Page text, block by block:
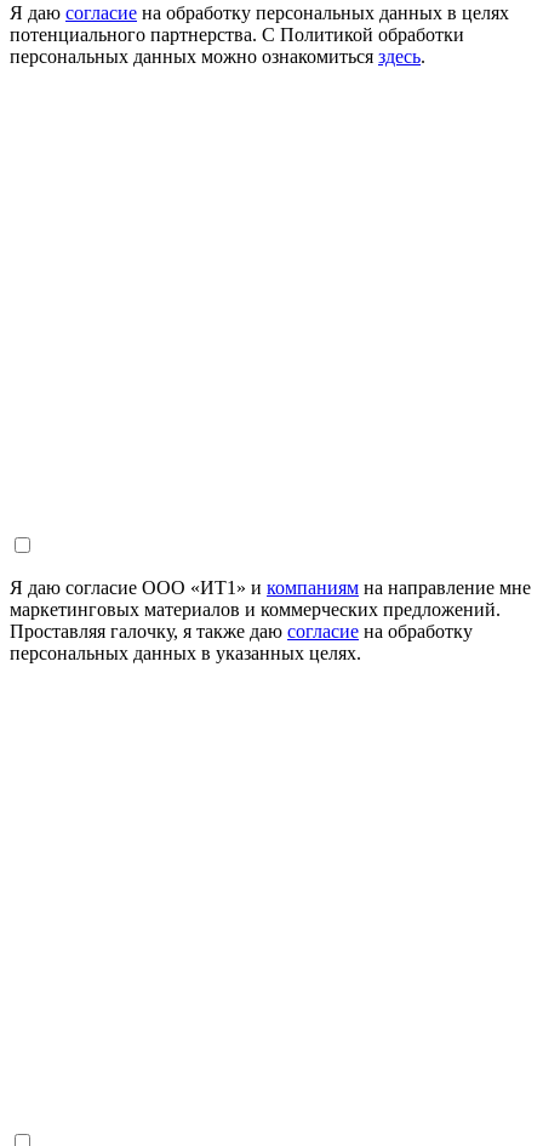
Я даю согласие на обработку персональных данных в целях
потенциального партнерства. С Политикой обработки
персональных данных можно ознакомиться здесь.
Я даю согласие ООО «ИТ1» и компаниям на направление мне
маркетинговых материалов и коммерческих предложений.
Проставляя галочку, я также даю согласие на обработку
персональных данных в указанных целях.